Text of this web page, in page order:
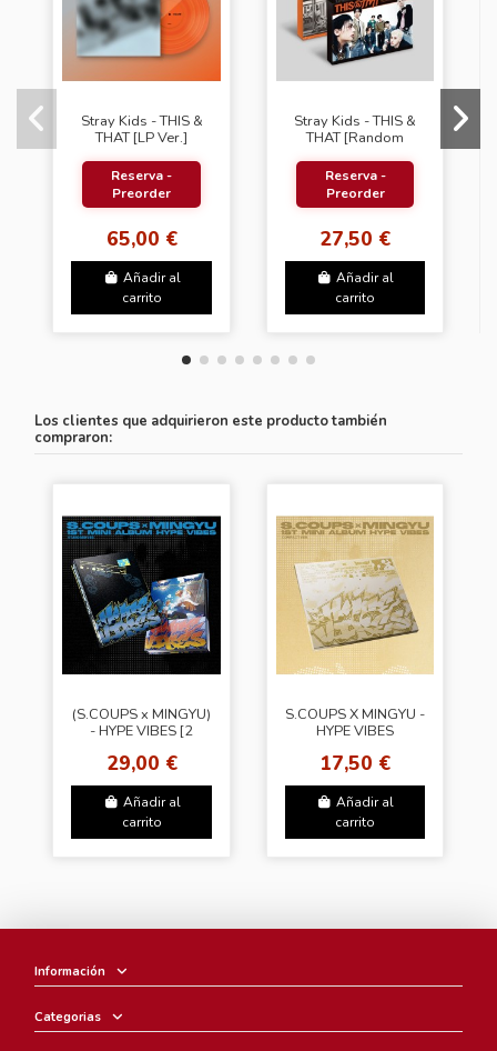
Stray Kids - THIS &
THAT [LP Ver.]
Reserva -
Preorder
65,00 €
Añadir al
carrito
Stray Kids - THIS &
THAT [Random
Reserva -
Preorder
27,50 €
Añadir al
carrito
Los clientes que adquirieron este producto también
compraron:
(S.COUPS x MINGYU)
- HYPE VIBES [2
29,00 €
Añadir al
carrito
S.COUPS X MINGYU -
HYPE VIBES
17,50 €
Añadir al
carrito
Información
Categorias